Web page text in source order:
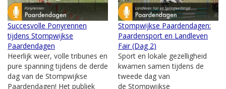
Succesvolle Ponyrennen
tijdens Stompwijkse
Paardendagen
Heerlijk weer, volle tribunes en
pure spanning tijdens de derde
dag van de Stompwijkse
Paardendagen! Het publiek
Stompwijkse Paardendagen:
Paardensport en Landleven
Fair (Dag 2)
Sport en lokale gezelligheid
kwamen samen tijdens de
tweede dag van
de Stompwijkse